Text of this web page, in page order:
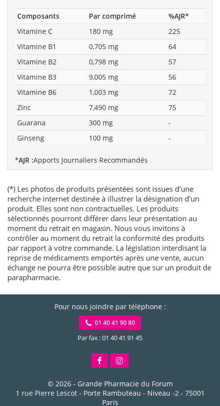
Composants Par comprimé
%AJR*
Vitamine C
180 mg
225
Vitamine B1
0,705 mg
64
Vitamine B2
0,798 mg
57
Vitamine B3
9,005 mg
56
Vitamine B6
1,003 mg
72
Zinc
7,490 mg
75
Guarana
300 mg
-
Ginseng
100 mg -
*AJR :Apports Journaliers Recommandés
(*) Les photos de produits présentées sont issues d'une
recherche internet destinée à illustrer la désignation d'un
produit. Elles sont non contractuelles. Les produits
sélectionnés pourront différer dans leur présentation au
moment du retrait en magasin. Nous vous invitons à
contrôler au moment du retrait la conformité des produits
par rapport à votre commande. La législation interdisant la
reprise de médicaments emportés après une vente, aucun
échange ne pourra être possible autre que sur un produit de
parapharmacie.
Pour nous joindre par téléphone :
01 40 41 90 80
Par fax : 01 40 41 91 45
© 2026 - Grande Pharmacie du Forum
1 rue Pierre Lescot - Porte Rambuteau - Niveau -2- 75001
Paris